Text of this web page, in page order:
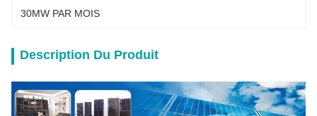
30MW PAR MOIS
Description Du Produit